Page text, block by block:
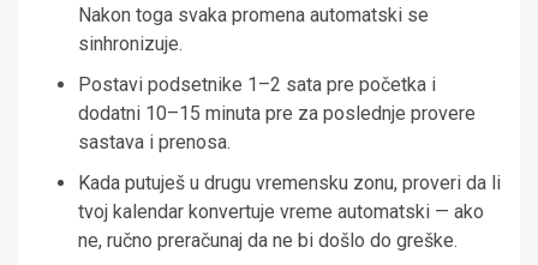
Nakon toga svaka promena automatski se
sinhronizuje.
Postavi podsetnike 1–2 sata pre početka i
dodatni 10–15 minuta pre za poslednje provere
sastava i prenosa.
Kada putuješ u drugu vremensku zonu, proveri da li
tvoj kalendar konvertuje vreme automatski — ako
ne, ručno preračunaj da ne bi došlo do greške.